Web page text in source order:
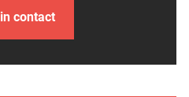
contact